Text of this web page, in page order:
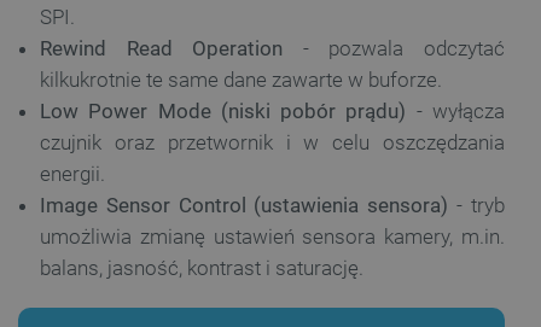
SPI.
Rewind Read Operation - pozwala odczytać
kilkukrotnie te same dane zawarte w buforze.
Low Power Mode (niski pobór prądu) - wyłącza
czujnik oraz przetwornik i w celu oszczędzania
energii.
Image Sensor Control (ustawienia sensora) - tryb
umożliwia zmianę ustawień sensora kamery, m.in.
balans, jasność, kontrast i saturację.